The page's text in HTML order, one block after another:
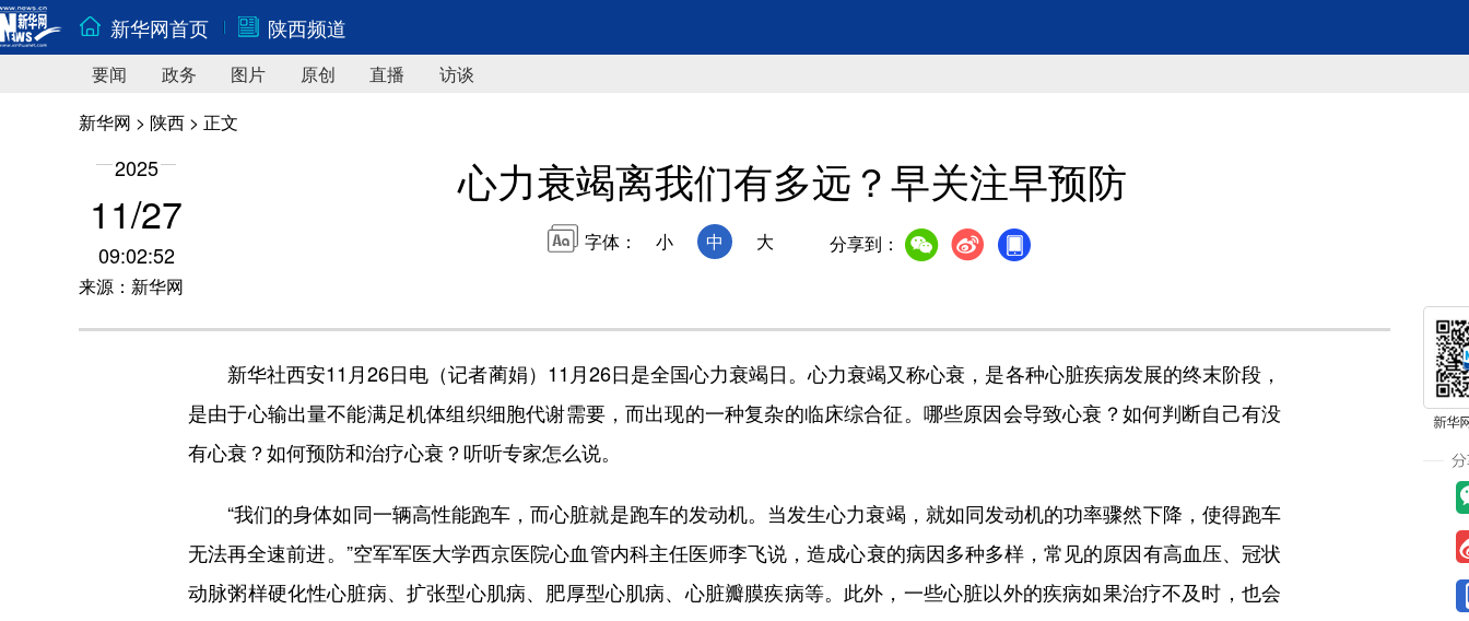
新华网首页 陕西频道
要闻 政务 图片 原创 直播
访谈
新华网 > 陕西 > 正文
2025
11/27
09:02:52
来源：新华网
心力衰竭离我们有多远？早关注早预防
字体： 小 中 大 分享到：
新华社西安11月26日电（记者蔺娟）11月26日是全国心力衰竭日。心力衰竭又称心衰，是各种心脏疾病发展的终末阶段，
是由于心输出量不能满足机体组织细胞代谢需要，而出现的一种复杂的临床综合征。哪些原因会导致心衰？如何判断自己有没
有心衰？如何预防和治疗心衰？听听专家怎么说。
“我们的身体如同一辆高性能跑车，而心脏就是跑车的发动机。当发生心力衰竭，就如同发动机的功率骤然下降，使得跑车
无法再全速前进。”空军军医大学西京医院心血管内科主任医师李飞说，造成心衰的病因多种多样，常见的原因有高血压、冠状
动脉粥样硬化性心脏病、扩张型心肌病、肥厚型心肌病、心脏瓣膜疾病等。此外，一些心脏以外的疾病如果治疗不及时，也会